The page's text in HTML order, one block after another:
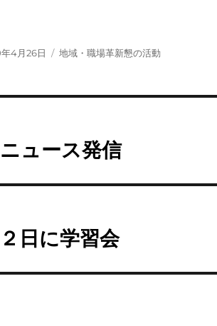
4月26日
カ
リ
地域・職場革新懇の活動
ュース発信
日に学習会